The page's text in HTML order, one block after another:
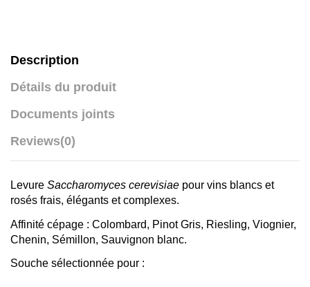
Description
Détails du produit
Documents joints
Reviews(0)
Levure Saccharomyces cerevisiae pour vins blancs et
rosés frais, élégants et complexes.
Affinité cépage : Colombard, Pinot Gris, Riesling, Viognier,
Chenin, Sémillon, Sauvignon blanc.
Souche sélectionnée pour :